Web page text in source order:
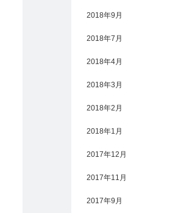
2018年9月
2018年7月
2018年4月
2018年3月
2018年2月
2018年1月
2017年12月
2017年11月
2017年9月